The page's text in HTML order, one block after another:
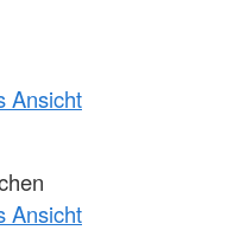
Ansicht
Ansicht